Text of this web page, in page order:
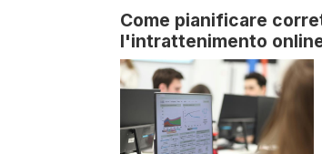
Come pianificare
l'intrattenimento